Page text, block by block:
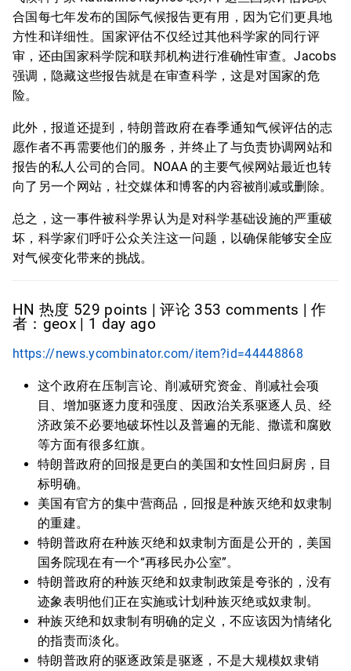
合国每七年发布的国际气候报告更有用，因为它们更具地
方性和详细性。国家评估不仅经过其他科学家的同行评
审，还由国家科学院和联邦机构进行准确性审查。Jacobs
强调，隐藏这些报告就是在审查科学，这是对国家的危
险。
此外，报道还提到，特朗普政府在春季通知气候评估的志
愿作者不再需要他们的服务，并终止了与负责协调网站和
报告的私人公司的合同。NOAA 的主要气候网站最近也转
向了另一个网站，社交媒体和博客的内容被削减或删除。
总之，这一事件被科学界认为是对科学基础设施的严重破
坏，科学家们呼吁公众关注这一问题，以确保能够安全应
对气候变化带来的挑战。
HN 热度 529 points | 评论 353 comments | 作
者：geox | 1 day ago
https://news.ycombinator.com/item?id=44448868
这个政府在压制言论、削减研究资金、削减社会项
目、增加驱逐力度和强度、因政治关系驱逐人员、经
济政策不必要地破坏性以及普遍的无能、撒谎和腐败
等方面有很多红旗。
特朗普政府的回报是更白的美国和女性回归厨房，目
标明确。
美国有官方的集中营商品，回报是种族灭绝和奴隶制
的重建。
特朗普政府在种族灭绝和奴隶制方面是公开的，美国
国务院现在有一个“再移民办公室”。
特朗普政府的种族灭绝和奴隶制政策是夸张的，没有
迹象表明他们正在实施或计划种族灭绝或奴隶制。
种族灭绝和奴隶制有明确的定义，不应该因为情绪化
的指责而淡化。
特朗普政府的驱逐政策是驱逐，不是大规模奴隶销